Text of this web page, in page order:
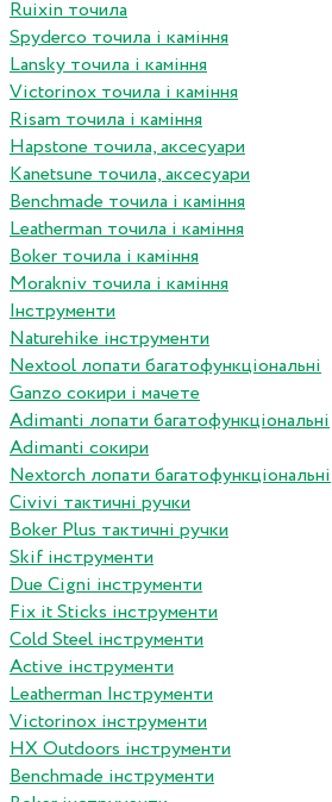
Ruixin точила
Spyderco точила і каміння
Lansky точила і каміння
Victorinox точила і каміння
Risam точила і каміння
Hapstone точила, аксесуари
Kanetsune точила, аксесуари
Benchmade точила і каміння
Leatherman точила і каміння
Boker точила і каміння
Morakniv точила і каміння
Інструменти
Naturehike інструменти
Nextool лопати багатофункціональні
Ganzo сокири і мачете
Adimanti лопати багатофункціональні
Adimanti сокири
Nextorch лопати багатофункціональні
Сivivi тактичні ручки
Boker Plus тактичні ручки
Skif інструменти
Due Cigni інструменти
Fix it Sticks інструменти
Сold Steel інструменти
Active інструменти
Leatherman Інструменти
Victorinox інструменти
HX Outdoors інструменти
Benchmade інструменти